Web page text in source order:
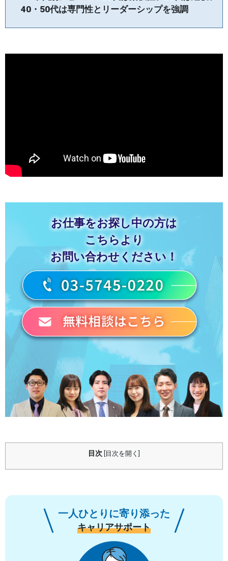
40・50代は専門性とリーダーシップを強調
お仕事をお探し中の方は
こちらより
お問い合わせください！
目次 目次を開く
一人ひとりに寄り添った
キャリアサポート